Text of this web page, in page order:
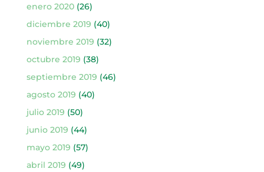
enero 2020(26)
diciembre 2019 (40)
noviembre 2019 (32)
octubre 2019 (38)
septiembre 2019 (46)
agosto 2019 (40)
julio 2019 (50)
junio 2019 (44)
mayo 2019 (57)
abril 2019 (49)